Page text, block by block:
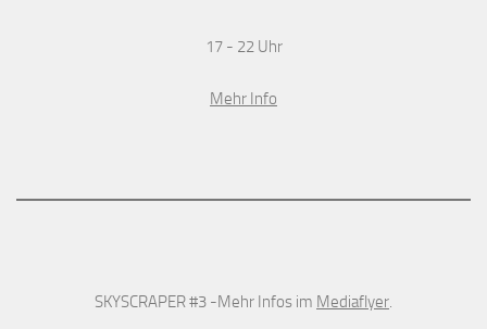
17 - 22 Uhr
Mehr Info
SKYSCRAPER #3 -Mehr Infos im Mediaflyer.